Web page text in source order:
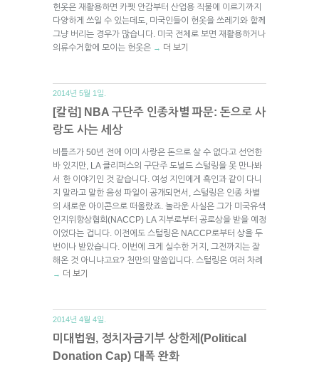
헌옷은 재활용하면 카펫 안감부터 산업용 직물에 이르기까지
다양하게 쓰일 수 있는데도, 미국인들이 헌옷을 쓰레기와 함께
그냥 버리는 경우가 많습니다. 미국 전체로 보면 재활용하거나
의류수거함에 모이는 헌옷은 → 더 보기
2014년 5월 1일.
[칼럼] NBA 구단주 인종차별 파문: 돈으로 사
랑도 사는 세상
비틀즈가 50년 전에 이미 사랑은 돈으로 살 수 없다고 선언한
바 있지만, LA 클리퍼스의 구단주 도널드 스털링을 못 만나봐
서 한 이야기인 것 같습니다. 여성 지인에게 흑인과 같이 다니
지 말라고 말한 음성 파일이 공개되면서, 스털링은 인종 차별
의 새로운 아이콘으로 떠올랐죠. 놀라운 사실은 그가 미국유색
인지위향상협회(NACCP) LA 지부로부터 공로상을 받을 예정
이었다는 겁니다. 이전에도 스털링은 NACCP로부터 상을 두
번이나 받았습니다. 이번에 크게 실수한 거지, 그전까지는 잘
해온 것 아니냐고요? 천만의 말씀입니다. 스털링은 여러 차례
→ 더 보기
2014년 4월 4일.
미대법원, 정치자금기부 상한제(Political
Donation Cap) 대폭 완화